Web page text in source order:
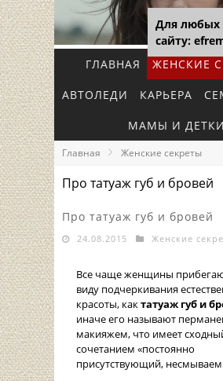
ГЛАВНАЯ ЖЕНСКИЕ
АВТОЛЕДИ КАРЬЕРА
МАМЫ И ДЕТКИ
Главная Женские секреты
Про татуаж губ и бровей
Про татуаж губ и бровей
24.08.2015 Женские
Все чаще женщины
виду подчеркивания
красоты, кактатуаж губ и
иначе его называют
макияжем, что имеет
сочетанием «постоянно
присутствующий,
Для любых
сайту: